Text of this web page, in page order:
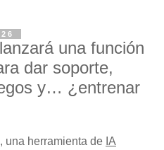
una función
dar soporte,
y… ¿entrenar
, una herramienta de IA